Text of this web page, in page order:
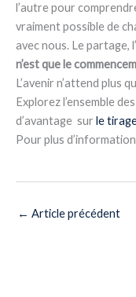
l’autre pour
vraiment possible de
avec nous. Le partage,
n’est que le
L’avenir n’attend plus
Explorez l’ensemble
d’avantage sur le
Pour plus
← Article précédent